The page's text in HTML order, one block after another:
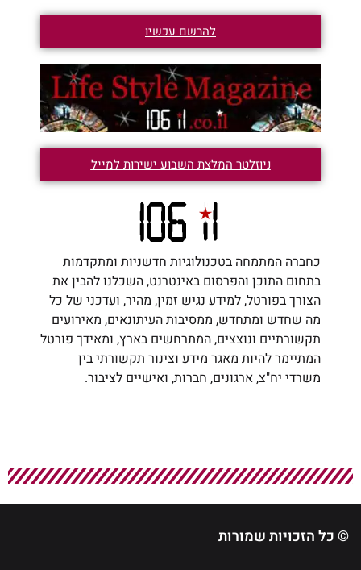
להרשם עכשיו
ניוזלטר המלצת השבוע ישירות למייל
כחברה המתמחה בטכנולוגיות חדשניות ומתקדמות
בתחום התוכן והפרסום באינטרנט, השכלנו להבין את
הצורך בפורטל, למידע נגיש זמין, מהיר, ועדכני של כל
מה שחדש ומתחדש, ממסיבות העיתונאים, מאירועים
תקשורתיים ונוצצים, המתרחשים בארץ, ומאידך פורטל
המתיימר להיות מאגר מידע וצינור תקשורתי בין
משרדי יח"צ, ארגונים, חברות, ואישיים לציבור.
© כל הזכויות שמורות